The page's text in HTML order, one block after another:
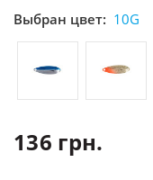
Выбран цвет: 10G
136 грн.